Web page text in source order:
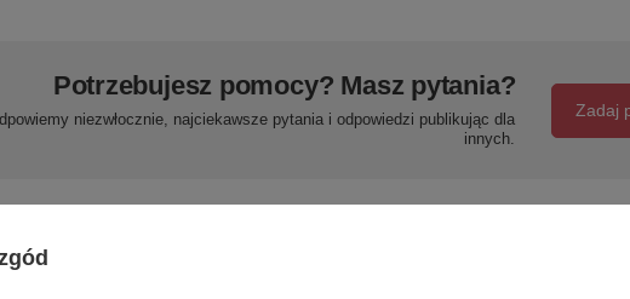
Potrzebujesz pomocy? Masz pytania?
niezwłocznie, najciekawsze pytania i odpowiedzi publikując dla
innych.
Zadaj